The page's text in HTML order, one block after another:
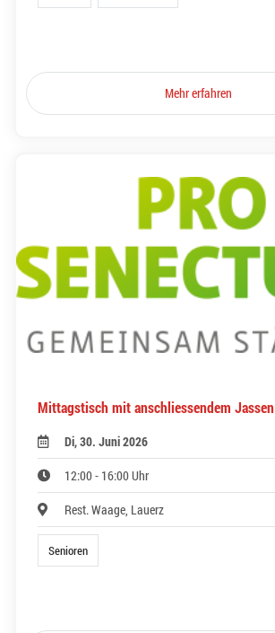
Mehr erfahren
Mittagstisch mit anschliessendem Jassen
Di, 30. Juni 2026
12:00 - 16:00 Uhr
Rest. Waage, Lauerz
Senioren